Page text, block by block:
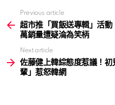
more
Previous article
超市推「買飯送專輯」活
萬銷量遭疑淪為笑柄
Next article
佐藤健上韓綜態度惹議！初
輩」惹怒韓網